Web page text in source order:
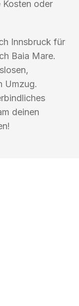
Kosten oder
Innsbruck für
Baia Mare.
Umzug.
deinen